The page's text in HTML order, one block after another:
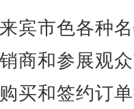
市色各种
商和参展观
买和签约订